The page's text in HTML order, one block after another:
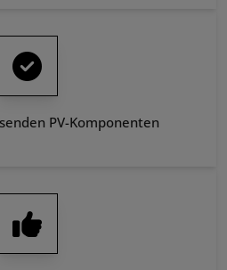
PV-Komponenten